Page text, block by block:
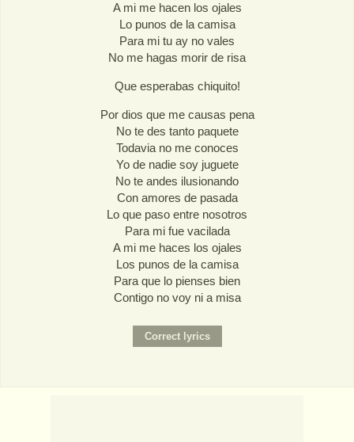
A mi me hacen los ojales
Lo punos de la camisa
Para mi tu ay no vales
No me hagas morir de risa
Que esperabas chiquito!
Por dios que me causas pena
No te des tanto paquete
Todavia no me conoces
Yo de nadie soy juguete
No te andes ilusionando
Con amores de pasada
Lo que paso entre nosotros
Para mi fue vacilada
A mi me haces los ojales
Los punos de la camisa
Para que lo pienses bien
Contigo no voy ni a misa